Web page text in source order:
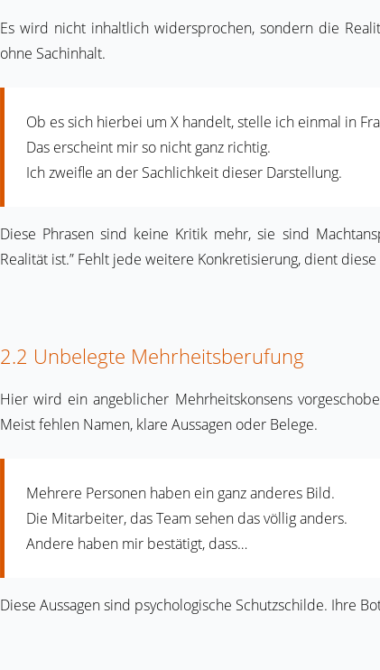
Es wird nicht inhaltlich widersprochen, sondern die
ohne Sachinhalt.
Ob es sich hierbei um X handelt, stelle ich einmal in
Das erscheint mir so nicht ganz richtig.
Ich zweifle an der Sachlichkeit dieser Darstellung.
Diese Phrasen sind keine Kritik mehr, sie sind
Realität ist.” Fehlt jede weitere Konkretisierung, dient
2.2 Unbelegte Mehrheitsberufung
Hier wird ein angeblicher Mehrheitskonsens
Meist fehlen Namen, klare Aussagen oder Belege.
Mehrere Personen haben ein ganz anderes Bild.
Die Mitarbeiter, das Team sehen das völlig anders.
Andere haben mir bestätigt, dass…
Diese Aussagen sind psychologische Schutzschilde. Ihre